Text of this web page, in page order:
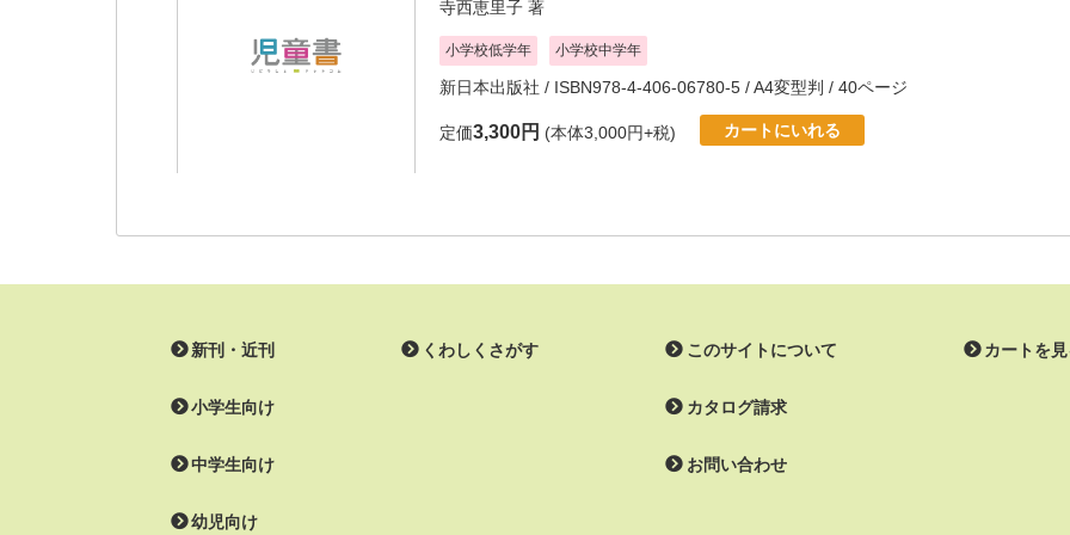
寺西恵里子 著
小学校低学年 小学校中学年
新日本出版社 / ISBN978-4-406-06780-5 / A4変型判 / 40ページ
定価3,300円 (本体3,000円+税) カートにいれる
新刊・近刊
小学生向け
中学生向け
幼児向け
くわしくさがす このサイトについて
カタログ請求
お問い合わせ
カートを